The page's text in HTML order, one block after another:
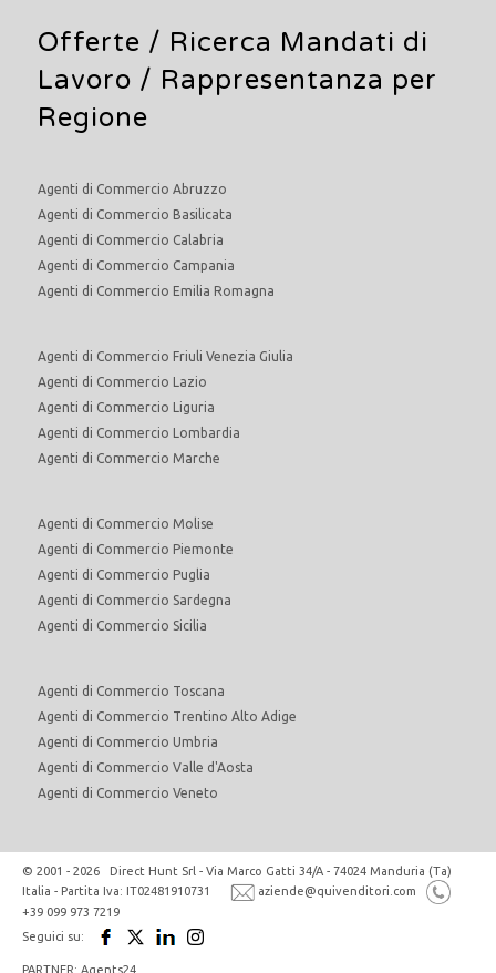
Offerte / Ricerca Mandati di
Lavoro / Rappresentanza per
Regione
Agenti di Commercio Abruzzo
Agenti di Commercio Basilicata
Agenti di Commercio Calabria
Agenti di Commercio Campania
Agenti di Commercio Emilia Romagna
Agenti di Commercio Friuli Venezia Giulia
Agenti di Commercio Lazio
Agenti di Commercio Liguria
Agenti di Commercio Lombardia
Agenti di Commercio Marche
Agenti di Commercio Molise
Agenti di Commercio Piemonte
Agenti di Commercio Puglia
Agenti di Commercio Sardegna
Agenti di Commercio Sicilia
Agenti di Commercio Toscana
Agenti di Commercio Trentino Alto Adige
Agenti di Commercio Umbria
Agenti di Commercio Valle d'Aosta
Agenti di Commercio Veneto
© 2001 - 2026 Direct Hunt Srl - Via Marco Gatti 34/A - 74024 Manduria (Ta)
Italia - Partita Iva: IT02481910731
aziende@quivenditori.com
+39 099 973 7219
Seguici su:
PARTNER: Agents24